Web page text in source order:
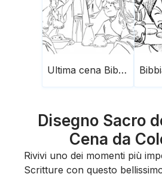
Ultima cena Bibbia
Disegno Sacro
Cena da
Rivivi uno dei momenti più
Scritture con questo